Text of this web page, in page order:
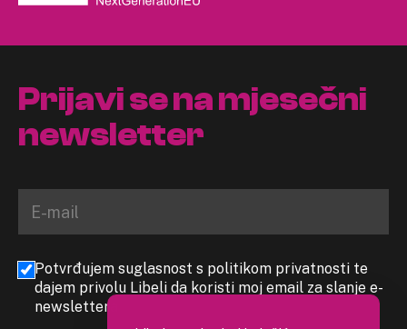
Prijavi se na mjesečni
newsletter
Potvrđujem suglasnost s politikom privatnosti te
dajem privolu Libeli da koristi moj email za slanje e-
newslettera